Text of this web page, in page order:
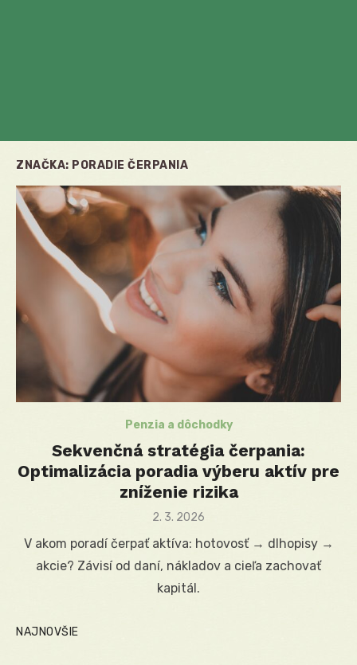
ZNAČKA: PORADIE ČERPANIA
Penzia a dôchodky
Sekvenčná stratégia čerpania:
Optimalizácia poradia výberu aktív pre
zníženie rizika
Posted
2. 3. 2026
V akom poradí čerpať aktíva: hotovosť → dlhopisy →
akcie? Závisí od daní, nákladov a cieľa zachovať
kapitál.
NAJNOVŠIE